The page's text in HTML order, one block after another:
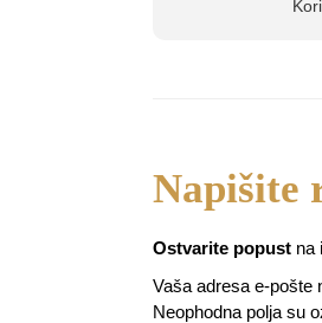
Ostvarite popustna
Vaša adresa e-pošte
Neophodna polja su